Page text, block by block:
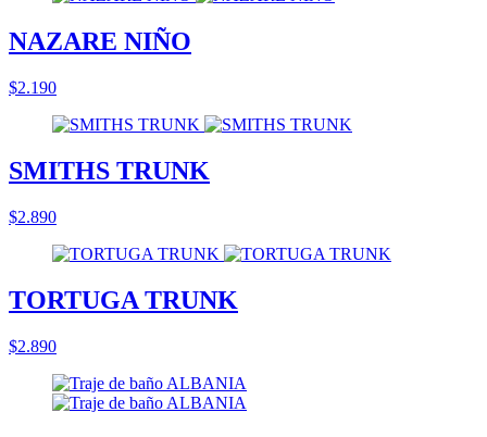
NAZARE NIÑO
$2.190
SMITHS TRUNK
$2.890
TORTUGA TRUNK
$2.890